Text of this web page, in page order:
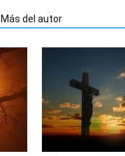
Más del autor